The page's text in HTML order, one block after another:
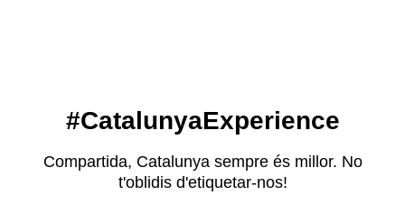
#CatalunyaExperience
Compartida, Catalunya sempre és millor. No
t'oblidis d'etiquetar-nos!